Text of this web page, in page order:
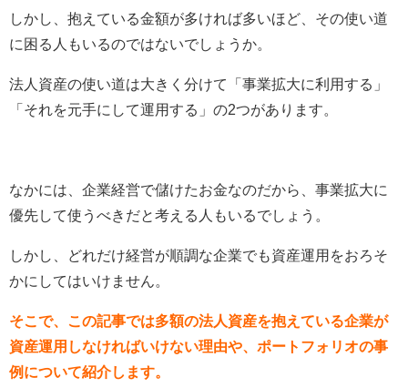
しかし、抱えている金額が多ければ多いほど、その使い道
に困る人もいるのではないでしょうか。
法人資産の使い道は大きく分けて「事業拡大に利用する」
「それを元手にして運用する」の2つがあります。
なかには、企業経営で儲けたお金なのだから、事業拡大に
優先して使うべきだと考える人もいるでしょう。
しかし、どれだけ経営が順調な企業でも資産運用をおろそ
かにしてはいけません。
そこで、この記事では多額の法人資産を抱えている企業が
資産運用しなければいけない理由や、ポートフォリオの事
例について紹介します。